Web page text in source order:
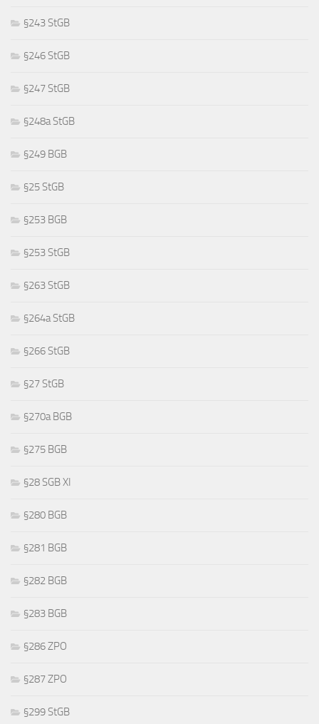
§243 StGB
§246 StGB
§247 StGB
§248a StGB
§249 BGB
§25 StGB
§253 BGB
§253 StGB
§263 StGB
§264a StGB
§266 StGB
§27 StGB
§270a BGB
§275 BGB
§28 SGB XI
§280 BGB
§281 BGB
§282 BGB
§283 BGB
§286 ZPO
§287 ZPO
§299 StGB